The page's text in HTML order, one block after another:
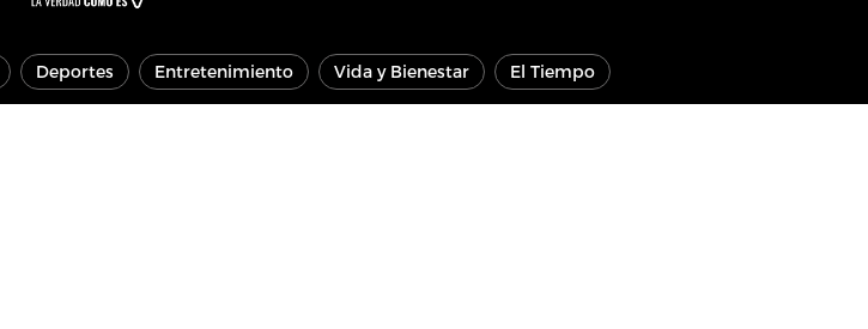
Deportes Entretenimiento Vida y Bienestar El Tiempo